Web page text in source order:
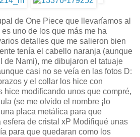
de One Piece que llevaríamos al
uno de los que más me ha
detalles que me salieron bien
tenía el cabello naranja (aunque
de Nami), me dibujaron el tatuaje
casi no se veía en las fotos D:
y el collar los hice con
hice modificando unos que compré,
(se me olvido el nombre ¡lo
placa metálica para que
de cristal xP Modifiqué unas
para que quedaran como los